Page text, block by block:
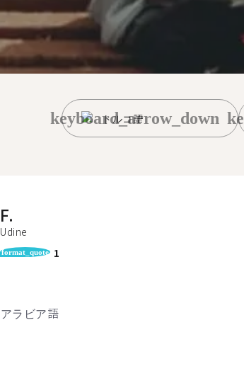
トルコ語
keyboard_arrow_down
F.
Udine
format_quote 1
アラビア語